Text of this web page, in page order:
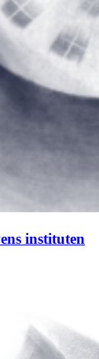
instituten